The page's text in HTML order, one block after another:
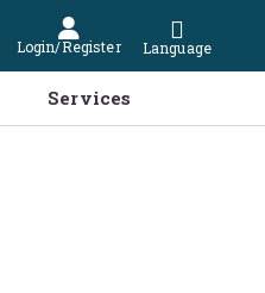
Login/Register Language
Services